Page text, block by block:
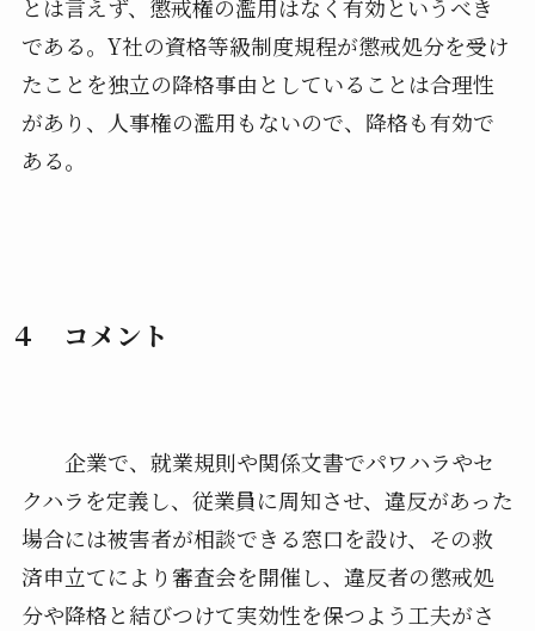
とは言えず、懲戒権の濫用はなく有効というべき
である。Y社の資格等級制度規程が懲戒処分を受け
たことを独立の降格事由としていることは合理性
があり、人事権の濫用もないので、降格も有効で
ある。
４ コメント
企業で、就業規則や関係文書でパワハラやセ
クハラを定義し、従業員に周知させ、違反があった
場合には被害者が相談できる窓口を設け、その救
済申立てにより審査会を開催し、違反者の懲戒処
分や降格と結びつけて実効性を保つよう工夫がさ